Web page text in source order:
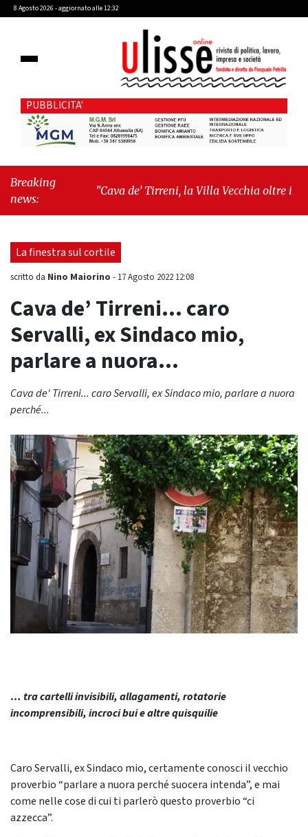
8 Agosto 2026 - aggiornato alle 12:32
PUBBLICITA'
Breaking
news:
"Cava de’ Tirreni, la Villa Vecchia oltre i vandali:
consiliare: “Serve chiarezza!”"
La finestra sul cortile
scritto da Nino Maiorino - 17 Agosto 2022 12:08
Cava de’ Tirreni… caro
Servalli, ex Sindaco mio,
parlare a nuora…
Cava de' Tirreni... caro Servalli, ex Sindaco mio, parlare a nuora
perché...
… tra cartelli invisibili, allagamenti, rotatorie
incomprensibili, incroci bui e altre quisquilie
Caro Servalli, ex Sindaco mio, certamente conosci il vecchio
proverbio “parlare a nuora perché suocera intenda”, e mai
come nelle cose di cui ti parlerò questo proverbio “ci
azzecca”.